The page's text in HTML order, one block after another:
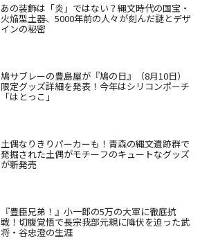
あの装飾は「炎」ではない？縄文時代の国宝・
火焔型土器、5000年前の人々が刻んだ謎とデザ
インの秘密
鳩サブレーの豊島屋が『鳩の日』（8月10日）
限定グッズ詳細を発表！今年はシリコンポーチ
「はとっこ」
土偶なりきりパーカーも！青森の縄文遺跡群で
発掘された土偶がモチーフのキュートなグッズ
が新発売
『豊臣兄弟！』小一郎の5万の大軍に徹底抗
戦！切腹覚悟で長宗我部元親に降伏を迫った武
将・谷忠澄の生涯